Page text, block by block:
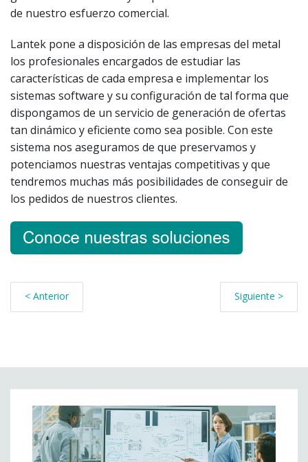
de nuestro esfuerzo comercial.
Lantek pone a disposición de las empresas del metal
los profesionales encargados de estudiar las
características de cada empresa e implementar los
sistemas software y su configuración de tal forma que
dispongamos de un servicio de generación de ofertas
tan dinámico y eficiente como sea posible. Con este
sistema nos aseguramos de que preservamos y
potenciamos nuestras ventajas competitivas y que
tendremos muchas más posibilidades de conseguir de
los pedidos de nuestros clientes.
< Anterior Siguiente >